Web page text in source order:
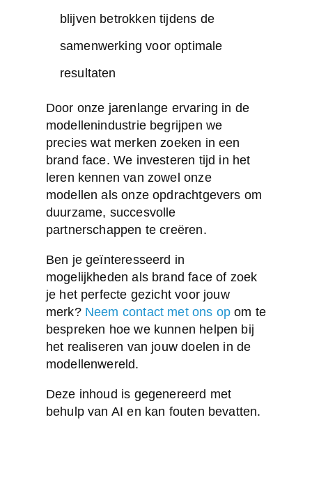
blijven betrokken tijdens de
samenwerking voor optimale
resultaten
Door onze jarenlange ervaring in de
modellenindustrie begrijpen we
precies wat merken zoeken in een
brand face. We investeren tijd in het
leren kennen van zowel onze
modellen als onze opdrachtgevers om
duurzame, succesvolle
partnerschappen te creëren.
Ben je geïnteresseerd in
mogelijkheden als brand face of zoek
je het perfecte gezicht voor jouw
merk? Neem contact met ons op om te
bespreken hoe we kunnen helpen bij
het realiseren van jouw doelen in de
modellenwereld.
Deze inhoud is gegenereerd met
behulp van AI en kan fouten bevatten.